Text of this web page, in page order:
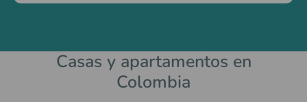
Casas y apartamentos en
Colombia